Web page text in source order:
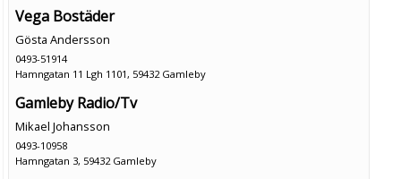
Vega Bostäder
Gösta Andersson
0493-51914
Hamngatan 11 Lgh 1101, 59432 Gamleby
Gamleby Radio/Tv
Mikael Johansson
0493-10958
Hamngatan 3, 59432 Gamleby